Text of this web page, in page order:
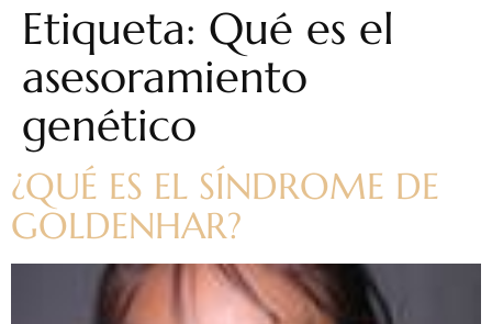
Etiqueta: Qué es el
asesoramiento
genético
¿QUÉ ES EL SÍNDROME DE
GOLDENHAR?